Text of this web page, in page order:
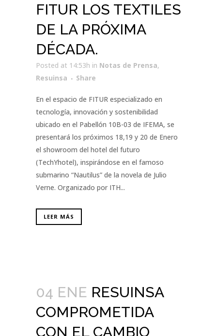
FITUR LOS TEXTILES
DE LA PRÓXIMA
DÉCADA.
Posted at 14:53h in Notas de Prensa,
Resuinsa
Share
En el espacio de FITUR especializado en
tecnología, innovación y sostenibilidad
ubicado en el Pabellón 10B-03 de IFEMA, se
presentará los próximos 18,19 y 20 de Enero
el showroom del hotel del futuro
(TechYhotel), inspirándose en el famoso
submarino “Nautilus” de la novela de Julio
Verne. Organizado por ITH...
LEER MÁS
04 ENE RESUINSA
COMPROMETIDA
CON EL CAMBIO